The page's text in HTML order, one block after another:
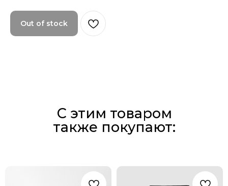
Out of stock
С этим товаром
также покупают: